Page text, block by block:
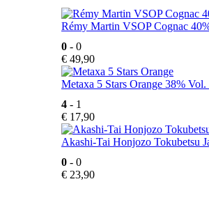
Rémy Martin VSOP Cognac
0 - 0
€ 49,90
Metaxa 5 Stars Orange 38% Vol.
4 - 1
€ 17,90
Akashi-Tai Honjozo Tokubetsu
0 - 0
€ 23,90